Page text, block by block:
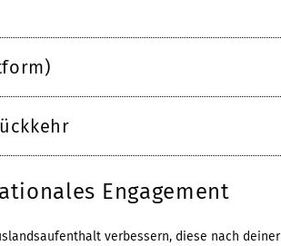
Engagement
verbessern, diese nach deiner